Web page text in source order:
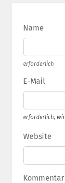
Name
erforderlich
E-Mail
erforderlich,
Website
Kommentar